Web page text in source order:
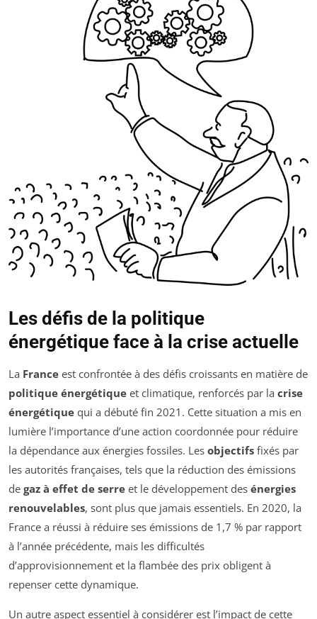
Les défis de la politique
énergétique face à la crise actuelle
La France est confrontée à des défis croissants en matière de
politique énergétique et climatique, renforcés par la crise
énergétique qui a débuté fin 2021. Cette situation a mis en
lumière l’importance d’une action coordonnée pour réduire
la dépendance aux énergies fossiles. Les objectifs fixés par
les autorités françaises, tels que la réduction des émissions
de gaz à effet de serre et le développement des énergies
renouvelables, sont plus que jamais essentiels. En 2020, la
France a réussi à réduire ses émissions de 1,7 % par rapport
à l’année précédente, mais les difficultés
d’approvisionnement et la flambée des prix obligent à
repenser cette dynamique.
Un autre aspect essentiel à considérer est l’impact de cette